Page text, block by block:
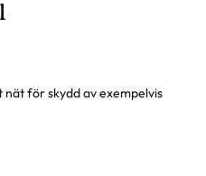
för skydd av exempelvis